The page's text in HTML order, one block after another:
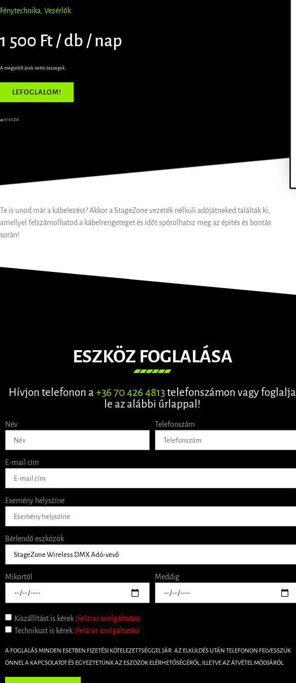
Fénytechnika, Vezérlők
1 500 Ft / db / nap
A megjelölt árak nettó összegek.
LEFOGLALOM!
VISSZA
Te is unod már a kábelezést? Akkor a StageZone vezeték nélküli adójátneked találták ki,
amellyel felszámolhatod a kábelrengeteget és időt spórolhatsz meg az építés és bontás
során!
ESZKÖZ FOGLALÁSA
Hívjon telefonon a +36 70 426 4813telefonszámon vagy foglalja
le az alábbi űrlappal!
Név Telefonszám
E-mail cím
Esemény helyszíne
Bérlendő eszközök
Mikortól Meddig
Kiszállítást is kérek (Feláras szolgáltatás)
Technikust is kérek (Feláras szolgáltatás)
A FOGLALÁS MINDEN ESETBEN FIZETÉSI KÖTELEZETTSÉGGEL JÁR. AZ ELKÜLDÉS UTÁN TELEFONON FELVESSZÜK
ÖNNEL A KAPCSOLATOT ÉS EGYEZTETÜNK AZ ESZÖZÖK ELÉRHETŐSÉGÉRŐL, ILLETVE AZ ÁTVÉTEL MÓDJÁRÓL.